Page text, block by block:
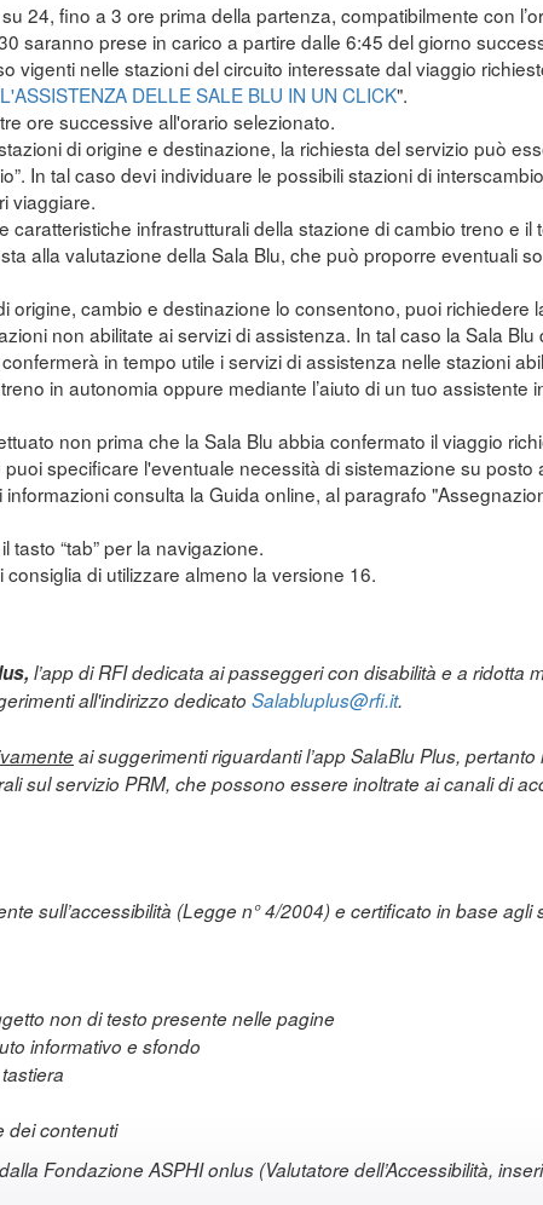
24, fino a 3 ore prima della partenza, compatibilmente con
saranno prese in carico a partire dalle 6:45 del giorno
vigenti nelle stazioni del circuito interessate dal viaggio
DELLE SALE BLU IN UN CLICK".
ore successive all'orario selezionato.
di origine e destinazione, la richiesta del servizio può
In tal caso devi individuare le possibili stazioni di
viaggiare.
caratteristiche infrastrutturali della stazione di cambio treno e il
alla valutazione della Sala Blu, che può proporre eventuali
origine, cambio e destinazione lo consentono, puoi richiedere
non abilitate ai servizi di assistenza. In tal caso la Sala Blu
in tempo utile i servizi di assistenza nelle stazioni
in autonomia oppure mediante l’aiuto di un tuo assistente
non prima che la Sala Blu abbia confermato il viaggio
specificare l'eventuale necessità di sistemazione su posto
consulta la Guida online, al paragrafo
tasto “tab” per la navigazione.
di utilizzare almeno la versione 16.
l’app di RFI dedicata ai passeggeri con disabilità e a ridotta
all'indirizzo dedicato Salabluplus@rfi.it.
ai suggerimenti riguardanti l’app SalaBlu Plus,
sul servizio PRM, che possono essere inoltrate ai canali di
sull’accessibilità (Legge n° 4/2004) e certificato in base agli
non di testo presente nelle pagine
informativo e sfondo
dei contenuti
Fondazione ASPHI onlus (Valutatore dell’Accessibilità,